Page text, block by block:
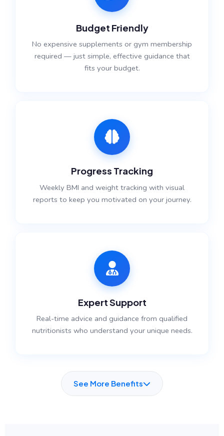
Budget Friendly
No expensive supplements or gym membership
required — just simple, effective guidance that
fits your budget.
Progress Tracking
Weekly BMI and weight tracking with visual
reports to keep you motivated on your journey.
Expert Support
Real-time advice and guidance from qualified
nutritionists who understand your unique needs.
See More Benefits